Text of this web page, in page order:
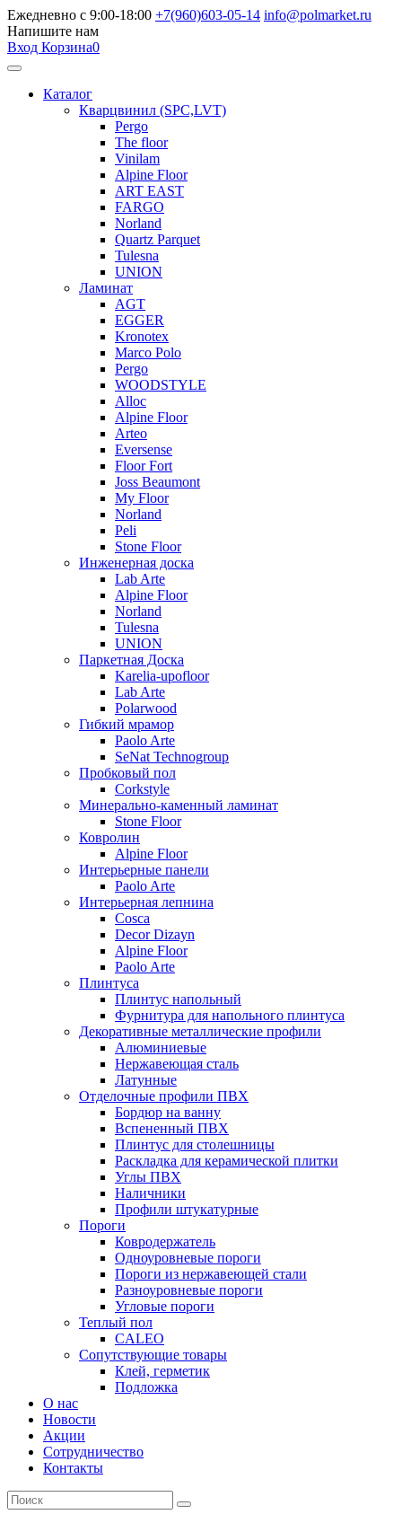
Ежедневно с 9:00-18:00 +7(960)603-05-14 info@polmarket.ru
Напишите нам
Вход Корзина0
Каталог
Кварцвинил (SPC,LVT)
Pergo
The floor
Vinilam
Alpine Floor
ART EAST
FARGO
Norland
Quartz Parquet
Tulesna
UNION
Ламинат
AGT
EGGER
Kronotex
Marco Polo
Pergo
WOODSTYLE
Alloc
Alpine Floor
Arteo
Eversense
Floor Fort
Joss Beaumont
My Floor
Norland
Peli
Stone Floor
Инженерная доска
Lab Arte
Alpine Floor
Norland
Tulesna
UNION
Паркетная Доска
Karelia-upofloor
Lab Arte
Polarwood
Гибкий мрамор
Paolo Arte
SeNat Technogroup
Пробковый пол
Corkstyle
Минерально-каменный ламинат
Stone Floor
Ковролин
Alpine Floor
Интерьерные панели
Paolo Arte
Интерьерная лепнина
Cosca
Decor Dizayn
Alpine Floor
Paolo Arte
Плинтуса
Плинтус напольный
Фурнитура для напольного плинтуса
Декоративные металлические профили
Алюминиевые
Нержавеющая сталь
Латунные
Отделочные профили ПВХ
Бордюр на ванну
Вспененный ПВХ
Плинтус для столешницы
Раскладка для керамической плитки
Углы ПВХ
Наличники
Профили штукатурные
Пороги
Ковродержатель
Одноуровневые пороги
Пороги из нержавеющей стали
Разноуровневые пороги
Угловые пороги
Теплый пол
CALEO
Сопутствующие товары
Клей, герметик
Подложка
О нас
Новости
Акции
Сотрудничество
Контакты